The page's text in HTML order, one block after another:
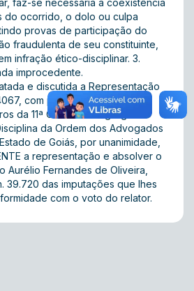
faz-se necessária a coexistência
do ocorrido, o dolo ou culpa
provas de participação do
fraudulenta de seu constituinte,
infração ético-disciplinar. 3.
improcedente.
e discutida a Representação
com partes já qualificadas,
da 11ª Câmara do Egrégio
da Ordem dos Advogados
de Goiás, por unanimidade,
a representação e absolver o
Aurélio Fernandes de Oliveira,
39.720 das imputações que lhes
com o voto do relator.